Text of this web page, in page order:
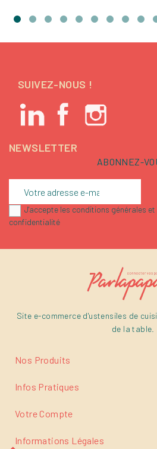
SUIVEZ-NOUS !
NEWSLETTER
ABONNEZ-
J'accepte les conditions générales
confidentialité
Site e-commerce d'ustensiles de
de la table.
Nos Produits
Infos Pratiques
Votre Compte
Informations Légales